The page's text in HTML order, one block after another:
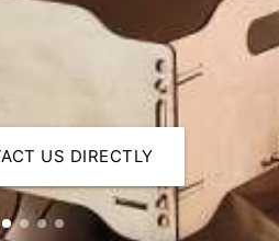
US DIRECTLY